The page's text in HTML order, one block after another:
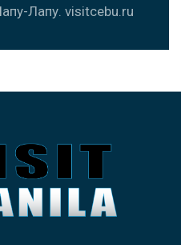
Лапу. visitcebu.ru